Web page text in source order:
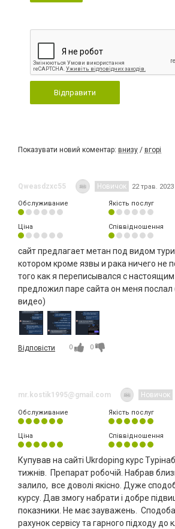
Відправити
Показувати новий коментар: внизу / вгорі
Qweasdzxc55 Новичок 22 трав.
Обслуживание Якість послуг
Ціна Співвідношення
сайт предлагает метан под видом
котором кроме язвы и рака ничего не
того как я переписывался с
предложил паре сайта он меня послал
видео)
Відповісти 0 0
mr.kostik1995@gmail.com Новичок
Обслуживание
Якість послуг
Ціна Співвідношення
Купував на сайті Ukrdoping курс
тижнів. Препарат робочій. Набрав
залило, все доволі якісно. Дуже
курсу. Дав змогу набрати і добре
показники. Не має зауважень.
рахунок сервісу та гарного підходу до